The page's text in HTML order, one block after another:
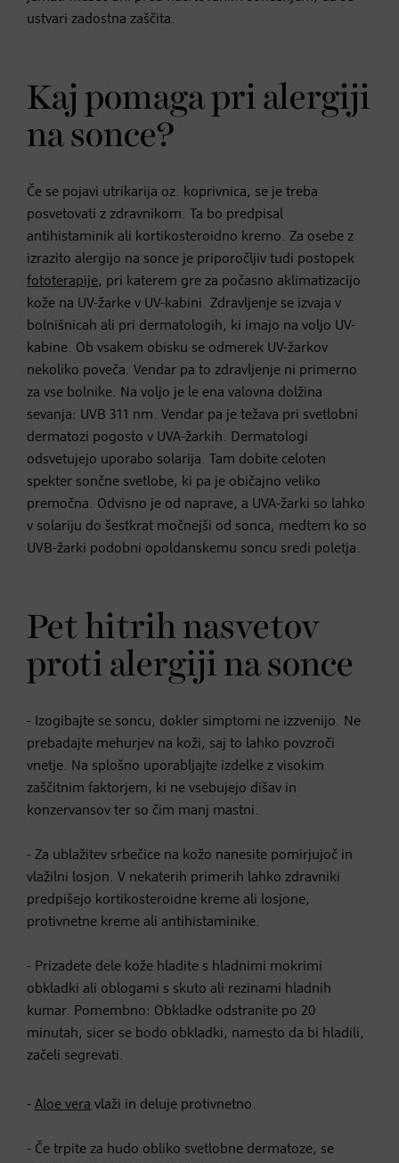
ustvari zadostna zaščita.
Kaj pomaga pri alergiji
na sonce?
Če se pojavi utrikarija oz. koprivnica, se je treba
posvetovati z zdravnikom. Ta bo predpisal
antihistaminik ali kortikosteroidno kremo. Za osebe z
izrazito alergijo na sonce je priporočljiv tudi postopek
fototerapije, pri katerem gre za počasno aklimatizacijo
kože na UV-žarke v UV-kabini. Zdravljenje se izvaja v
bolnišnicah ali pri dermatologih, ki imajo na voljo UV-
kabine. Ob vsakem obisku se odmerek UV-žarkov
nekoliko poveča. Vendar pa to zdravljenje ni primerno
za vse bolnike. Na voljo je le ena valovna dolžina
sevanja: UVB 311 nm. Vendar pa je težava pri svetlobni
dermatozi pogosto v UVA-žarkih. Dermatologi
odsvetujejo uporabo solarija. Tam dobite celoten
spekter sončne svetlobe, ki pa je običajno veliko
premočna. Odvisno je od naprave, a UVA-žarki so lahko
v solariju do šestkrat močnejši od sonca, medtem ko so
UVB-žarki podobni opoldanskemu soncu sredi poletja.
Pet hitrih nasvetov
proti alergiji na sonce
- Izogibajte se soncu, dokler simptomi ne izzvenijo. Ne
prebadajte mehurjev na koži, saj to lahko povzroči
vnetje. Na splošno uporabljajte izdelke z visokim
zaščitnim faktorjem, ki ne vsebujejo dišav in
konzervansov ter so čim manj mastni.
- Za ublažitev srbečice na kožo nanesite pomirjujoč in
vlažilni losjon. V nekaterih primerih lahko zdravniki
predpišejo kortikosteroidne kreme ali losjone,
protivnetne kreme ali antihistaminike.
- Prizadete dele kože hladite s hladnimi mokrimi
obkladki ali oblogami s skuto ali rezinami hladnih
kumar. Pomembno: Obkladke odstranite po 20
minutah, sicer se bodo obkladki, namesto da bi hladili,
začeli segrevati.
- Aloe vera vlaži in deluje protivnetno.
- Če trpite za hudo obliko svetlobne dermatoze, se